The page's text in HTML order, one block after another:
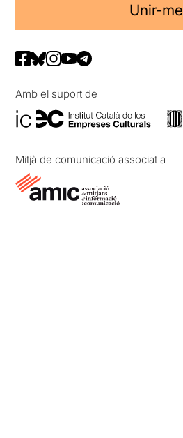
Unir-me
Amb el suport de
Mitjà de comunicació associat a